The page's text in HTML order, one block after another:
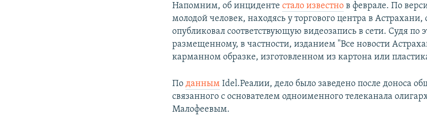
Напомним, об инцидентестало известно в феврале. По
молодой человек, находясь у торгового центра в
опубликовал соответствующую видеозапись в сети. Судя по
размещенному, в частности, изданием "Все новости
карманном образке, изготовленном из картона или
Поданным Idel.Реалии, дело было заведено после доноса
связанного с основателем одноименного телеканала
Малофеевым.